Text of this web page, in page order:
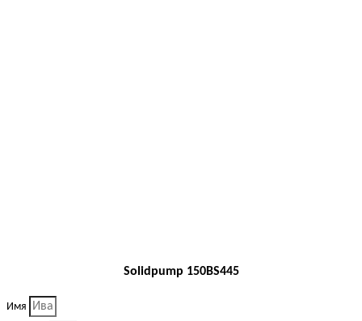
Solidpump 150BS445
Имя